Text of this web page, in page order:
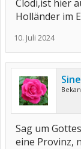
Clödi,ist hier
Holländer im
10. Juli 2024
Sag um
eine Provinz,